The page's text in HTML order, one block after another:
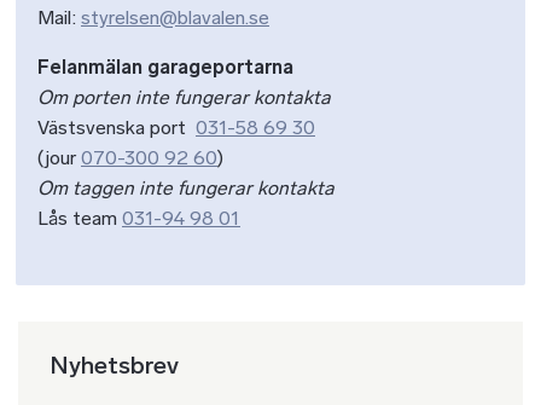
Mail: styrelsen@blavalen.se
Felanmälan garageportarna
Om porten inte fungerar kontakta
Västsvenska port 031-58 69 30
(jour 070-300 92 60)
Om taggen inte fungerar kontakta
Lås team 031-94 98 01
Nyhetsbrev